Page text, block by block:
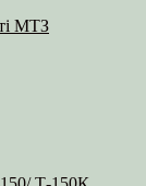
МТЗ